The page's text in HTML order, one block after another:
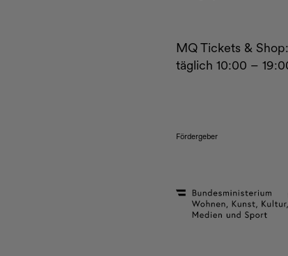
MQ Tickets & Shop:
täglich 10:00 –
Fördergeber